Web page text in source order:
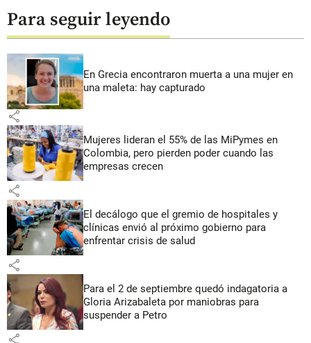
Para seguir leyendo
En Grecia encontraron muerta a una mujer en
una maleta: hay capturado
share
Mujeres lideran el 55% de las MiPymes en
Colombia, pero pierden poder cuando las
empresas crecen
share
El decálogo que el gremio de hospitales y
clínicas envió al próximo gobierno para
enfrentar crisis de salud
share
Para el 2 de septiembre quedó indagatoria a
Gloria Arizabaleta por maniobras para
suspender a Petro
share